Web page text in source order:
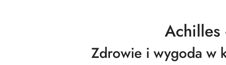
Achilles
Zdrowie i wygoda w